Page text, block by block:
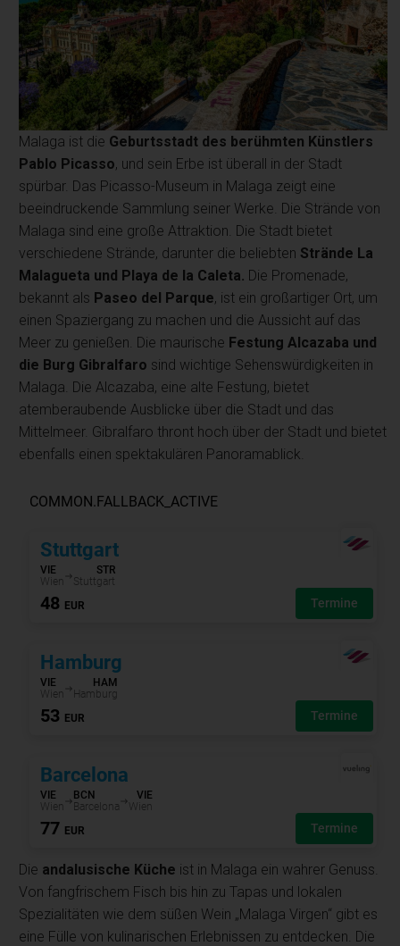
Malaga ist die Geburtsstadt des berühmten Künstlers
Pablo Picasso, und sein Erbe ist überall in der Stadt
spürbar. Das Picasso-Museum in Malaga zeigt eine
beeindruckende Sammlung seiner Werke. Die Strände von
Malaga sind eine große Attraktion. Die Stadt bietet
verschiedene Strände, darunter die beliebten Strände La
Malagueta und Playa de la Caleta. Die Promenade,
bekannt als Paseo del Parque, ist ein großartiger Ort, um
einen Spaziergang zu machen und die Aussicht auf das
Meer zu genießen. Die maurische Festung Alcazaba und
die Burg Gibralfaro sind wichtige Sehenswürdigkeiten in
Malaga. Die Alcazaba, eine alte Festung, bietet
atemberaubende Ausblicke über die Stadt und das
Mittelmeer. Gibralfaro thront hoch über der Stadt und bietet
ebenfalls einen spektakulären Panoramablick.
Die andalusische Küche ist in Malaga ein wahrer Genuss.
Von fangfrischem Fisch bis hin zu Tapas und lokalen
Spezialitäten wie dem süßen Wein „Malaga Virgen“ gibt es
eine Fülle von kulinarischen Erlebnissen zu entdecken. Die